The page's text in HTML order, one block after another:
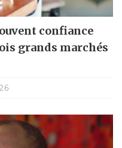
confiance
grands marchés